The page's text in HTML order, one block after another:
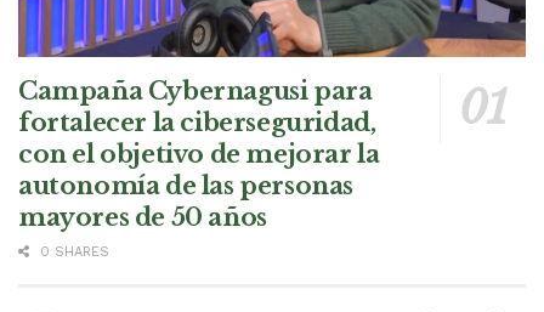
Campaña Cybernagusi para
fortalecer la ciberseguridad,
con el objetivo de mejorar la
autonomía de las personas
mayores de 50 años
0 SHARES